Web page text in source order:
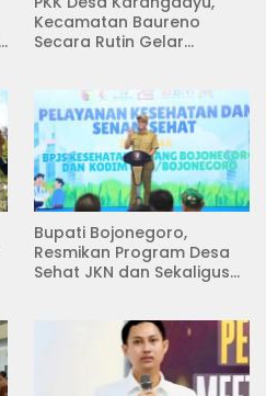
Kecamatan Baureno
Secara Rutin Gelar
Bupati Bojonegoro,
Resmikan Program Desa
Sehat JKN dan Sekaligus